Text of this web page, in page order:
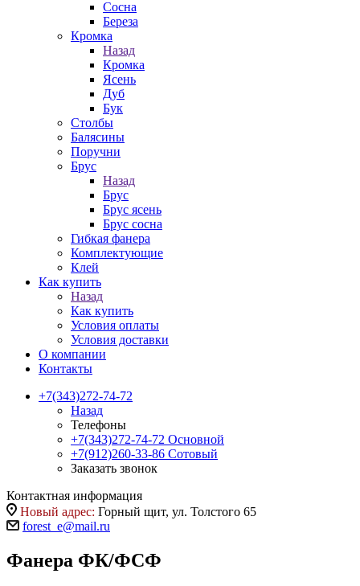
Сосна
Береза
Кромка
Назад
Кромка
Ясень
Дуб
Бук
Столбы
Балясины
Поручни
Брус
Назад
Брус
Брус ясень
Брус сосна
Гибкая фанера
Комплектующие
Клей
Как купить
Назад
Как купить
Условия оплаты
Условия доставки
О компании
Контакты
+7(343)272-74-72
Назад
Телефоны
+7(343)272-74-72 Основной
+7(912)260-33-86 Сотовый
Заказать звонок
Контактная информация
Новый адрес: Горный щит, ул. Толстого 65
forest_e@mail.ru
Фанера ФК/ФСФ